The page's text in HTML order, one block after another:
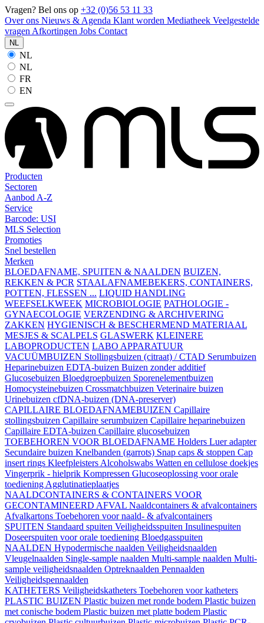
Vragen? Bel ons op +32 (0)56 53 11 33
Over ons Nieuws & Agenda Klant worden Mediatheek Veelgestelde
vragen Afkortingen Jobs Contact
NL
NL
NL
FR
EN
Producten
Sectoren
Aanbod A-Z
Service
Barcode: USI
MLS Selection
Promoties
Snel bestellen
Merken
BLOEDAFNAME, SPUITEN & NAALDEN BUIZEN,
REKKEN & PCR STAALAFNAMEBEKERS, CONTAINERS,
POTTEN, FLESSEN ... LIQUID HANDLING
WEEFSELKWEEK MICROBIOLOGIE PATHOLOGIE -
GYNAECOLOGIE VERZENDING & ARCHIVERING
ZAKKEN HYGIENISCH & BESCHERMEND MATERIAAL
MESJES & SCALPELS GLASWERK KLEINERE
LABOPRODUCTEN LABO APPARATUUR
VACUÜMBUIZEN Stollingsbuizen (citraat) / CTAD Serumbuizen
Heparinebuizen EDTA-buizen Buizen zonder additief
Glucosebuizen Bloedgroepbuizen Sporenelementbuizen
Homocysteinebuizen Crossmatchbuizen Veterinaire buizen
Urinebuizen cfDNA-buizen (DNA-preserver)
CAPILLAIRE BLOEDAFNAMEBUIZEN Capillaire
stollingsbuizen Capillaire serumbuizen Capillaire heparinebuizen
Capillaire EDTA-buizen Capillaire glucosebuizen
TOEBEHOREN VOOR BLOEDAFNAME Holders Luer adapter
Secundaire buizen Knelbanden (garrots) Snap caps & stoppen Cap
insert rings Kleefpleisters Alcoholswabs Watten en cellulose doekjes
Vingerprik - hielprik Kompressen Glucoseoplossing voor orale
toediening Agglutinatieplaatjes
NAALDCONTAINERS & CONTAINERS VOOR
GECONTAMINEERD AFVAL Naaldcontainers & afvalcontainers
Afvalkartons Toebehoren voor naald- & afvalcontainers
SPUITEN Standaard spuiten Veiligheidsspuiten Insulinespuiten
Doseerspuiten voor orale toediening Bloedgasspuiten
NAALDEN Hypodermische naalden Veiligheidsnaalden
Vleugelnaalden Single-sample naalden Multi-sample naalden Multi-
sample veiligheidsnaalden Optreknaalden Pennaalden
Veiligheidspennaalden
KATHETERS Veiligheidskatheters Toebehoren voor katheters
PLASTIC BUIZEN Plastic buizen met ronde bodem Plastic buizen
met conische bodem Plastic buizen met platte bodem Plastic